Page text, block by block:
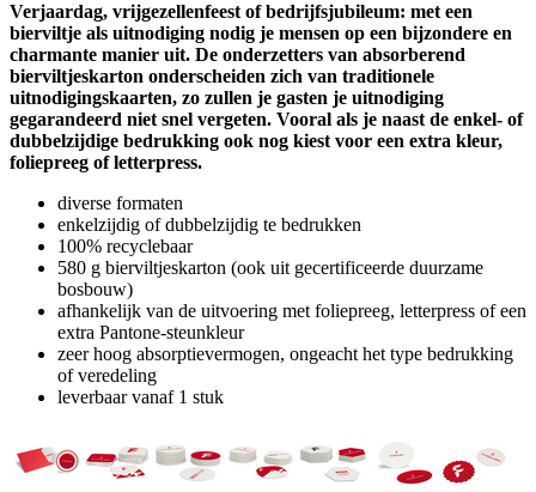
Verjaardag, vrijgezellenfeest of bedrijfsjubileum: met een
bierviltje als uitnodiging nodig je mensen op een bijzondere en
charmante manier uit. De onderzetters van absorberend
bierviltjeskarton onderscheiden zich van traditionele
uitnodigingskaarten, zo zullen je gasten je uitnodiging
gegarandeerd niet snel vergeten. Vooral als je naast de enkel- of
dubbelzijdige bedrukking ook nog kiest voor een extra kleur,
foliepreeg of letterpress.
diverse formaten
enkelzijdig of dubbelzijdig te bedrukken
100% recyclebaar
580 g bierviltjeskarton (ook uit gecertificeerde duurzame
bosbouw)
afhankelijk van de uitvoering met foliepreeg, letterpress of een
extra Pantone-steunkleur
zeer hoog absorptievermogen, ongeacht het type bedrukking
of veredeling
leverbaar vanaf 1 stuk